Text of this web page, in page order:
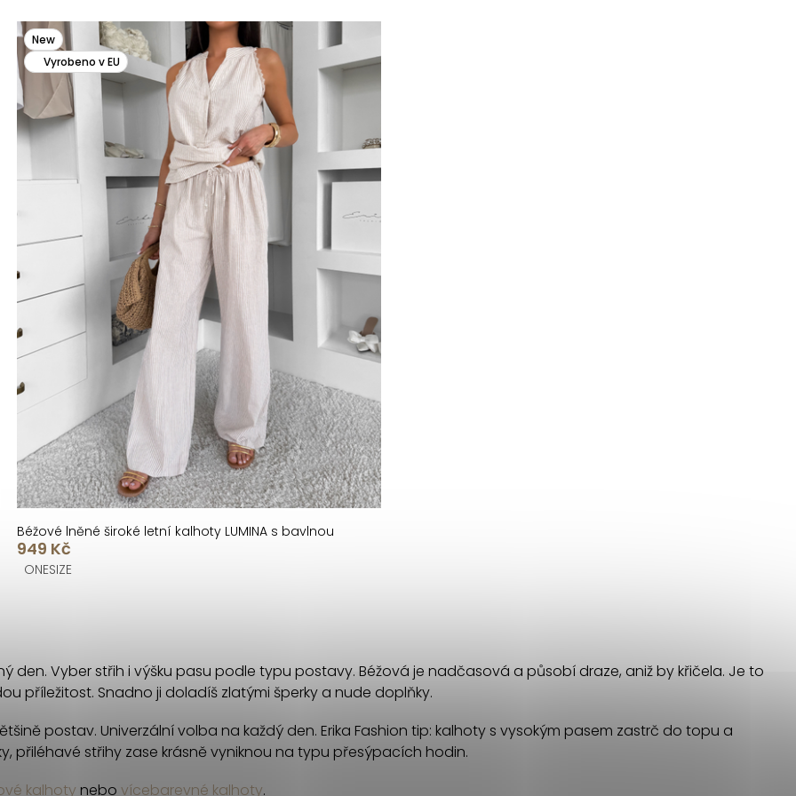
New
Vyrobeno v EU
Béžové lněné široké letní kalhoty LUMINA s bavlnou
949 Kč
ONESIZE
den. Vyber střih i výšku pasu podle typu postavy. Béžová je nadčasová a působí draze, aniž by křičela. Je to
příležitost. Snadno ji doladíš zlatými šperky a nude doplňky.
postav. Univerzální volba na každý den. Erika Fashion tip: kalhoty s vysokým pasem zastrč do topu a
přiléhavé střihy zase krásně vyniknou na typu přesýpacích hodin.
kalhoty nebo vícebarevné kalhoty.